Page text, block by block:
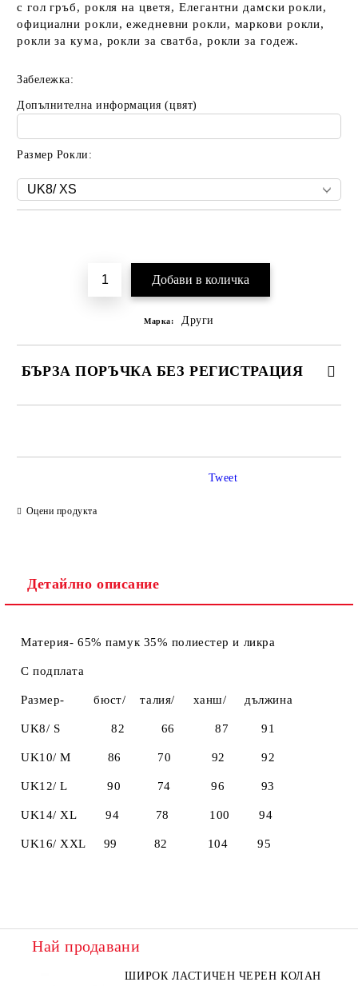
с гол гръб, рокля на цветя, Елегантни дамски рокли,
официални рокли, ежедневни рокли, маркови рокли,
рокли за кума, рокли за сватба, рокли за годеж.
Забележка:
Допълнителна информация (цвят)
Размер Рокли:
Марка: Други
БЪРЗА ПОРЪЧКА БЕЗ РЕГИСТРАЦИЯ
Оцени продукта
Tweet
Детайлно описание
Материя- 65% памук 35% полиестер и ликра
С подплата
Размер- бюст/ талия/ ханш/ дължинa
UK8/ S 82 66 87 91
UK10/ M 86 70 92 92
UK12/ L 90 74 96 93
UK14/ XL 94 78 100 94
UK16/ XXL 99 82 104 95
Най продавани
ШИРОК ЛАСТИЧЕН ЧЕРЕН КОЛАН